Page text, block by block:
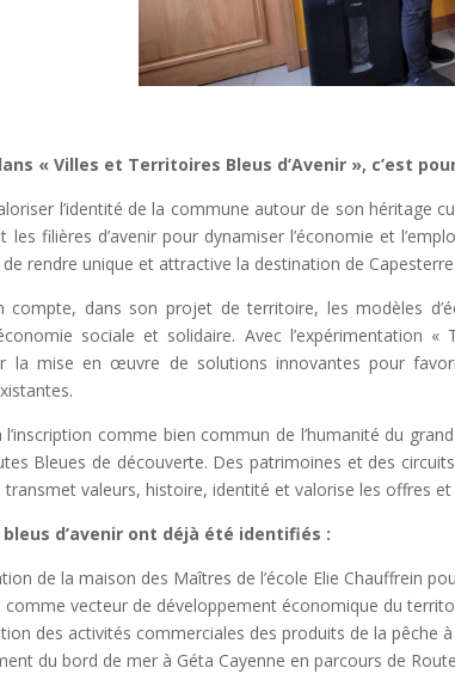
« Villes et Territoires Bleus d’Avenir », c’est
l’identité de la commune autour de son héritage
les filières d’avenir pour dynamiser l’économie et
rendre unique et attractive la destination de Capesterre
compte, dans son projet de territoire, les modèles
sociale et solidaire. Avec l’expérimentation
la mise en œuvre de solutions innovantes pour
comme bien commun de l’humanité du
Bleues de découverte. Des patrimoines et des
transmet valeurs, histoire, identité et valorise les offres
d’avenir ont déjà été identifiés :
de la maison des Maîtres de l’école Elie Chauffrein
comme vecteur de développement économique du
des activités commerciales des produits de la pêche
du bord de mer à Géta Cayenne en parcours de